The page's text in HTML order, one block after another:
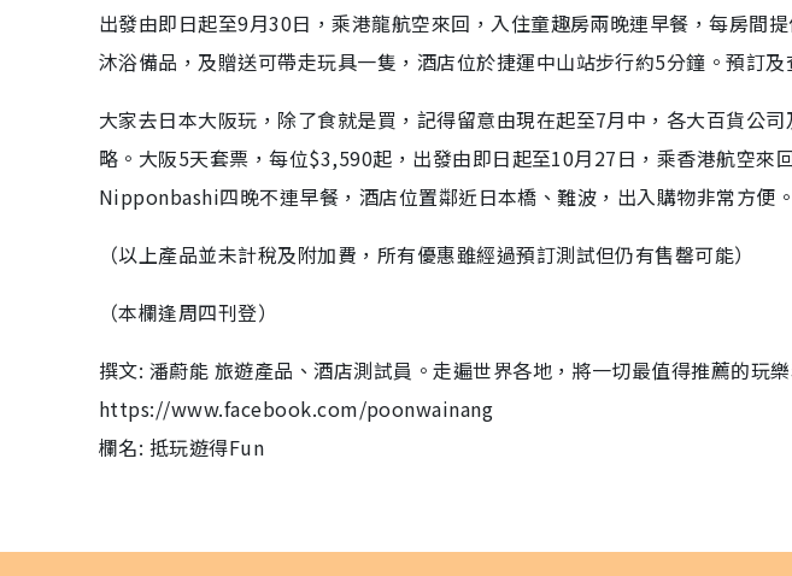
出發由即日起至9月30日，乘港龍航空來回，入住童趣房兩晚連早餐，每房間
沐浴備品，及贈送可帶走玩具一隻，酒店位於捷運中山站步行約5分鐘。預訂及
大家去日本大阪玩，除了食就是買，記得留意由現在起至7月中，各大百貨公
略。大阪5天套票，每位$3,590起，出發由即日起至10月27日，乘香港航空
Nipponbashi四晚不連早餐，酒店位置鄰近日本橋、難波，出入購物非常方便
（以上產品並未計稅及附加費，所有優惠雖經過預訂測試但仍有售罄可能）
（本欄逢周四刊登）
撰文: 潘蔚能 旅遊產品、酒店測試員。走遍世界各地，將一切最值得推薦的玩
https://www.facebook.com/poonwainang
欄名: 抵玩遊得Fun